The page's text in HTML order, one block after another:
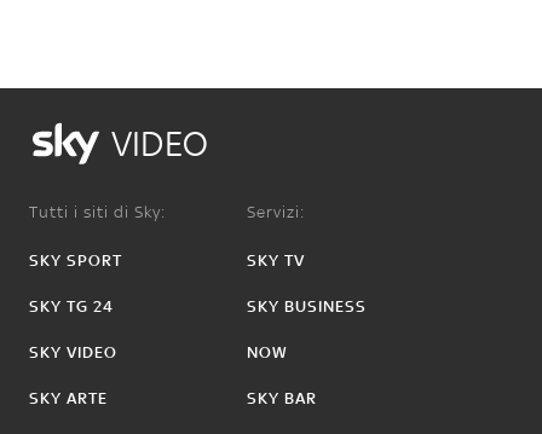
VIDEO
Tutti i siti di Sky:
SKY SPORT
SKY TG 24
SKY VIDEO
SKY ARTE
Servizi:
SKY TV
SKY BUSINESS
NOW
SKY BAR